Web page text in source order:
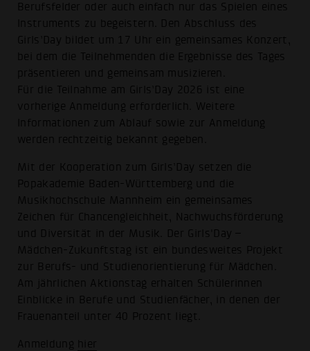
Berufsfelder oder auch einfach nur das Spielen eines
Instruments zu begeistern. Den Abschluss des
Girls’Day bildet um 17 Uhr ein gemeinsames Konzert,
bei dem die Teilnehmenden die Ergebnisse des Tages
präsentieren und gemeinsam musizieren.
Für die Teilnahme am Girls’Day 2026 ist eine
vorherige Anmeldung erforderlich. Weitere
Informationen zum Ablauf sowie zur Anmeldung
werden rechtzeitig bekannt gegeben.
Mit der Kooperation zum Girls’Day setzen die
Popakademie Baden-Württemberg und die
Musikhochschule Mannheim ein gemeinsames
Zeichen für Chancengleichheit, Nachwuchsförderung
und Diversität in der Musik. Der Girls'Day –
Mädchen-Zukunftstag ist ein bundesweites Projekt
zur Berufs- und Studienorientierung für Mädchen.
Am jährlichen Aktionstag erhalten Schülerinnen
Einblicke in Berufe und Studienfächer, in denen der
Frauenanteil unter 40 Prozent liegt.
Anmeldung hier